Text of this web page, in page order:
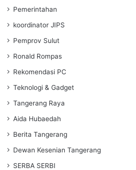
Pemerintahan
koordinator JIPS
Pemprov Sulut
Ronald Rompas
Rekomendasi PC
Teknologi & Gadget
Tangerang Raya
Aida Hubaedah
Berita Tangerang
Dewan Kesenian Tangerang
SERBA SERBI